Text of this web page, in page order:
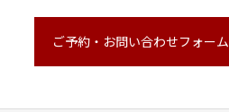
ご予約・お問い合わせフォーム